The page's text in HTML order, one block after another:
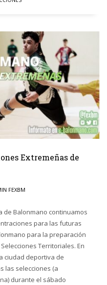
Extremeñas de
FEXBM
de Balonmano continuamos
para las futuras
para la preparación
Territoriales. En
ciudad deportiva de
las selecciones (a
durante el sábado